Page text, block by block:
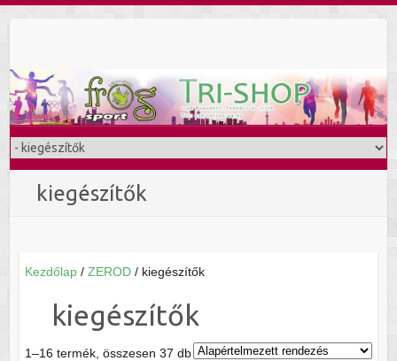
kiegészítők
Kezdőlap/ ZEROD/ kiegészítők
kiegészítők
1–16 termék, összesen 37 db